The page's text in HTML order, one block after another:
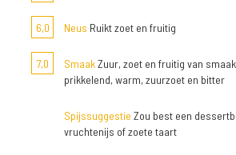
6,0 Neus Ruikt zoet en fruitig
7,0 SmaakZuur, zoet en fruitig van
prikkelend, warm, zuurzoet en bitter
Spijssuggestie Zou best een
vruchtenijs of zoete taart